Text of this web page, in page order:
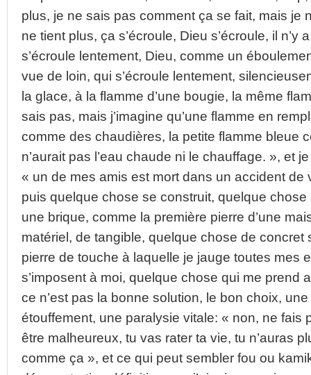
plus, je ne sais pas comment ça se fait, mais je
ne tient plus, ça s’écroule, Dieu s’écroule, il n’y
s’écroule lentement, Dieu, comme un
vue de loin, qui s’écroule lentement,
la glace, à la flamme d’une bougie, la même
sais pas, mais j’imagine qu’une flamme en
comme des chaudières, la petite flamme bleue
n’aurait pas l’eau chaude ni le chauffage. », et
« un de mes amis est mort dans un accident de
puis quelque chose se construit, quelque
une brique, comme la première pierre d’une
matériel, de tangible, quelque chose de concret
pierre de touche à laquelle je jauge toutes mes
s’imposent à moi, quelque chose qui me prend
ce n’est pas la bonne solution, le bon choix,
étouffement, une paralysie vitale: « non, ne fais
être malheureux, tu vas rater ta vie, tu n’auras
comme ça », et ce qui peut sembler fou ou